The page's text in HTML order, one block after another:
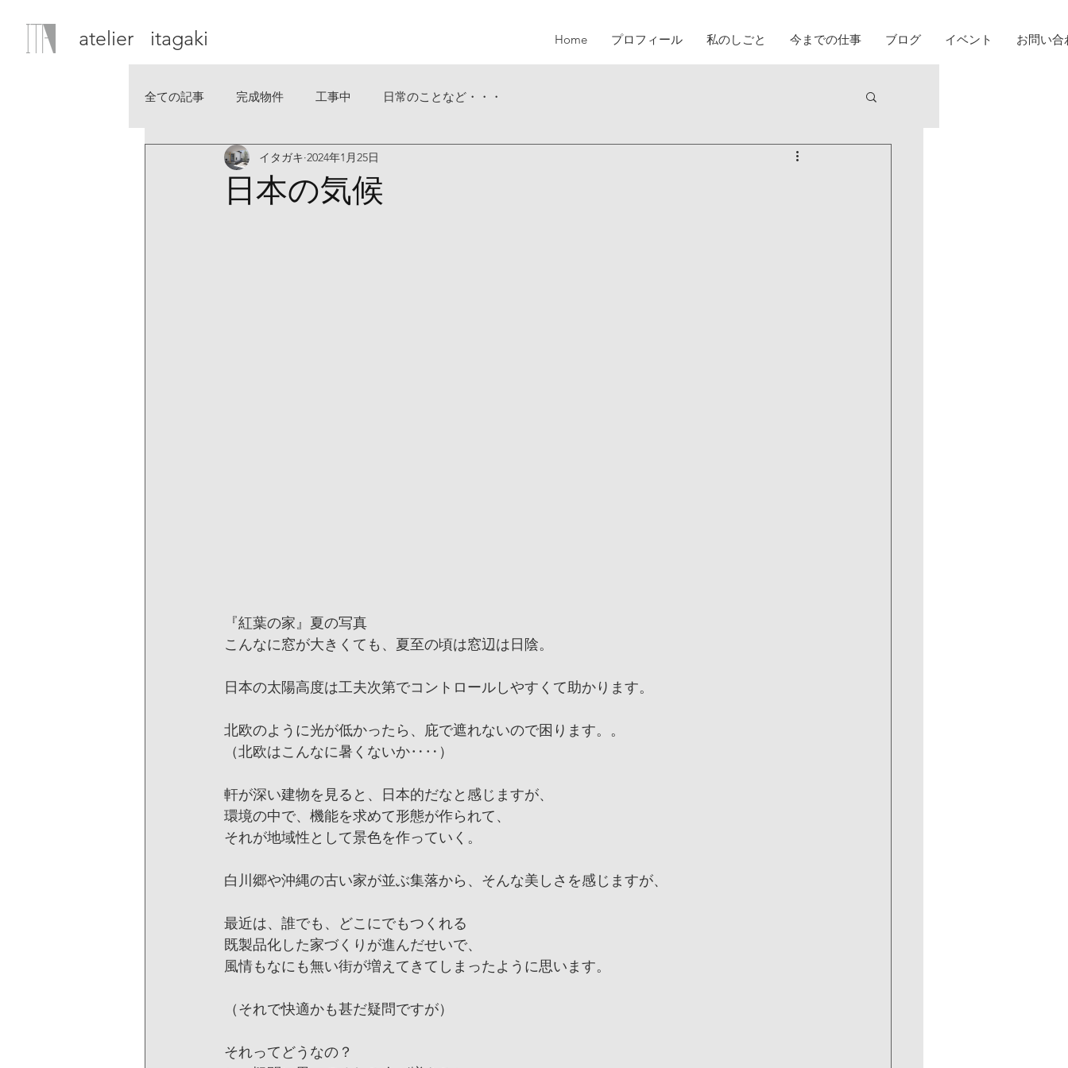
atelier itagaki Home プロフィール 私のしごと 今までの仕事 ブログ イベント お問い合
全ての記事 完成物件 工事中 日常のことなど・・・
日本の気候
イタガキ 2024年1月25日
『紅葉の家』夏の写真
こんなに窓が大きくても、夏至の頃は窓辺は日陰。
日本の太陽高度は工夫次第でコントロールしやすくて助かります。
北欧のように光が低かったら、庇で遮れないので困ります。。
（北欧はこんなに暑くないか‥‥）
軒が深い建物を見ると、日本的だなと感じますが、
環境の中で、機能を求めて形態が作られて、
それが地域性として景色を作っていく。
白川郷や沖縄の古い家が並ぶ集落から、そんな美しさを感じますが、
最近は、誰でも、どこにでもつくれる
既製品化した家づくりが進んだせいで、
風情もなにも無い街が増えてきてしまったように思います。
（それで快適かも甚だ疑問ですが）
それってどうなの？